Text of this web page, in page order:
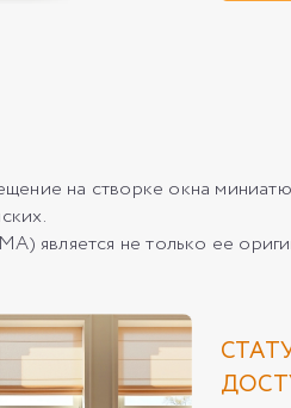
на створке окна
не только ее